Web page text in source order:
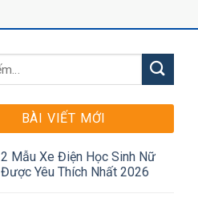
BÀI VIẾT MỚI
2 Mẫu Xe Điện Học Sinh Nữ
Được Yêu Thích Nhất 2026